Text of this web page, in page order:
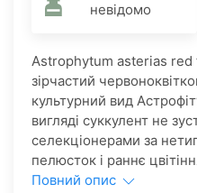
невідомо
Astrophytum asterias red
зірчастий
культурний вид
вигляді суккулент не
селекціонерами за
пелюсток і раннє
Повний опис